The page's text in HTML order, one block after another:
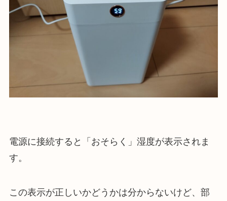
電源に接続すると「おそらく」湿度が表示されま
す。
この表示が正しいかどうかは分からないけど、部